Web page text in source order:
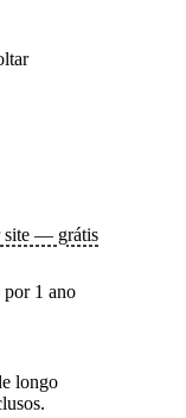
site — grátis
1 ano
longo